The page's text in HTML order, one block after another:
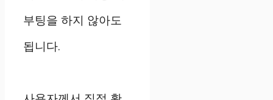
부팅을 하지 않아도
됩니다.